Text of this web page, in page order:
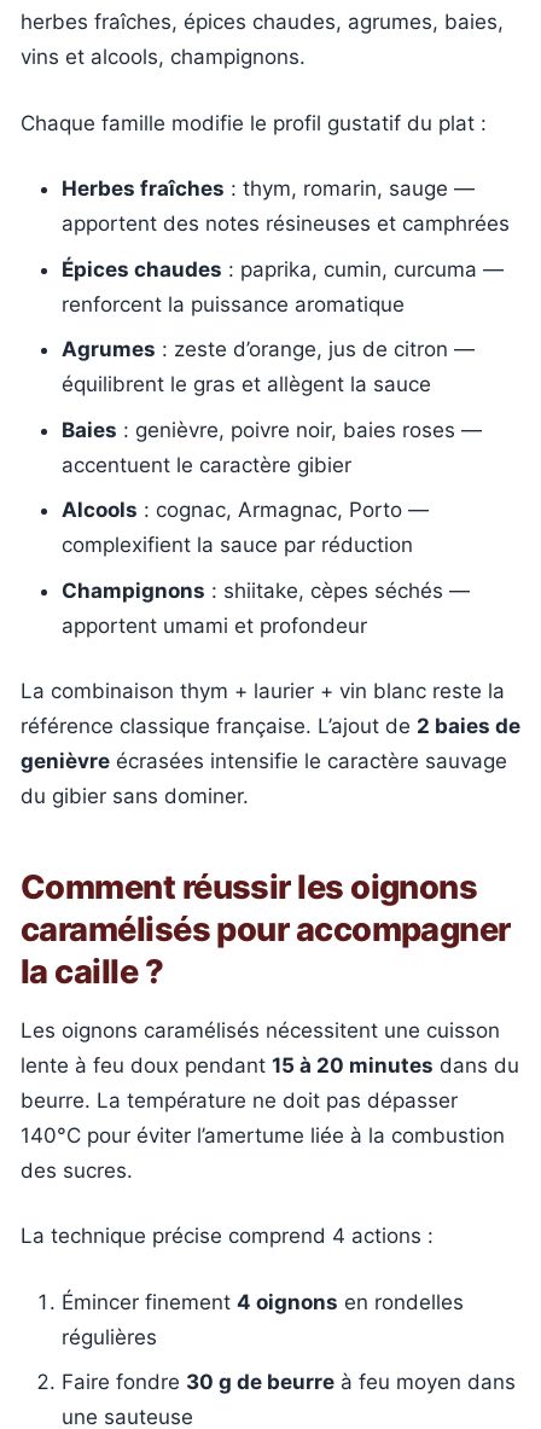
herbes fraîches, épices chaudes, agrumes, baies,
vins et alcools, champignons.
Chaque famille modifie le profil gustatif du plat :
Herbes fraîches : thym, romarin, sauge —
apportent des notes résineuses et camphrées
Épices chaudes : paprika, cumin, curcuma —
renforcent la puissance aromatique
Agrumes : zeste d’orange, jus de citron —
équilibrent le gras et allègent la sauce
Baies : genièvre, poivre noir, baies roses —
accentuent le caractère gibier
Alcools : cognac, Armagnac, Porto —
complexifient la sauce par réduction
Champignons : shiitake, cèpes séchés —
apportent umami et profondeur
La combinaison thym + laurier + vin blanc reste la
référence classique française. L’ajout de 2 baies de
genièvre écrasées intensifie le caractère sauvage
du gibier sans dominer.
Comment réussir les oignons
caramélisés pour accompagner
la caille ?
Les oignons caramélisés nécessitent une cuisson
lente à feu doux pendant 15 à 20 minutes dans du
beurre. La température ne doit pas dépasser
140°C pour éviter l’amertume liée à la combustion
des sucres.
La technique précise comprend 4 actions :
Émincer finement 4 oignons en rondelles
régulières
Faire fondre 30 g de beurre à feu moyen dans
une sauteuse